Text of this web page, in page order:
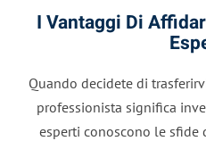
I Vantaggi Di
Quando decidete di
professionista significa
esperti conoscono le